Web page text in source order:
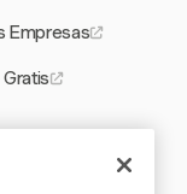
Empresas